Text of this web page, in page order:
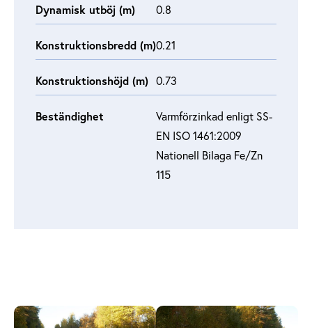
Dynamisk utböj (m) 0.8
Konstruktionsbredd (m)0.21
Konstruktionshöjd (m) 0.73
Beständighet
Varmförzinkad enligt SS-
EN ISO 1461:2009
Nationell Bilaga Fe/Zn
115